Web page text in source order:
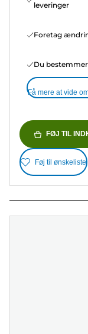
leveringer
Foretag
Du
Få mere at vide
FØJ TIL
Føj til ønskeliste